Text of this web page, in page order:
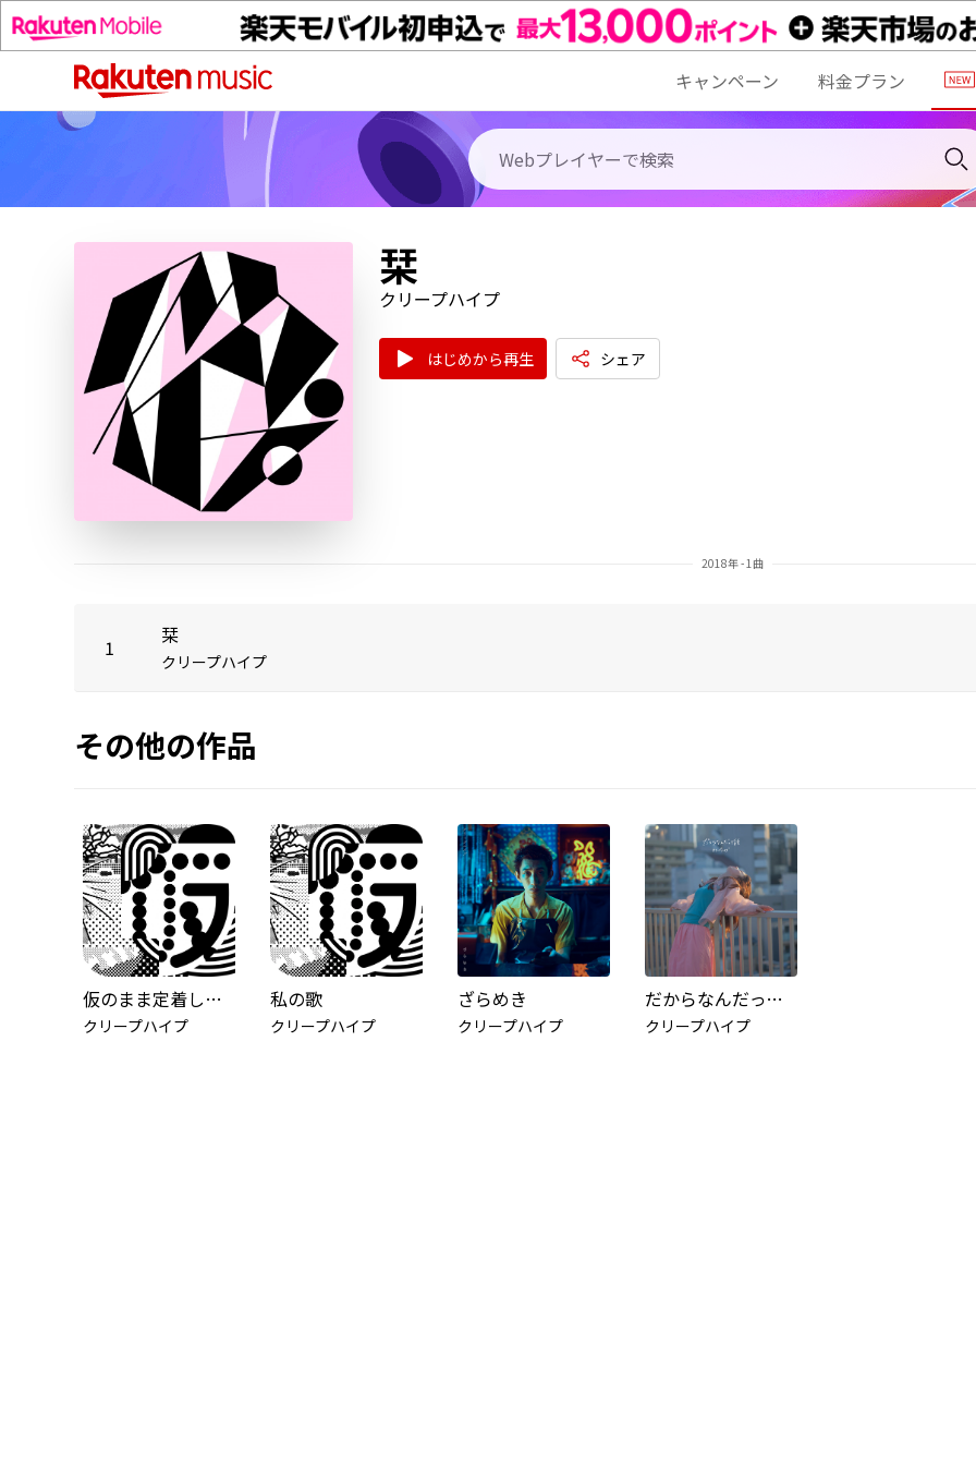
キャンペーン 料金プラン
栞
クリープハイプ
はじめから再生 シェア
2018年 - 1曲
1 栞
クリープハイプ
その他の作品
仮のまま定着したような愛情で
クリープハイプ
私の歌
クリープハイプ
ざらめき
クリープハイプ
だからなんだって話
クリープハイプ